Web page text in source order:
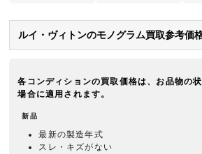
ルイ・ヴィトンのモノグラム買取参考価
各コンディションの買取価格は、お品物の
場合に適用されます。
新品
最新の製造年式
スレ・キズがない